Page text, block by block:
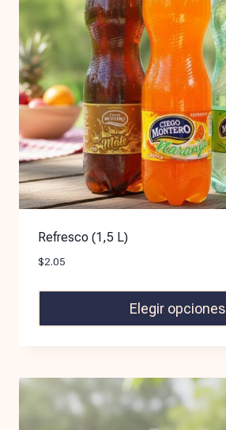
Refresco (1,5 L)
$2.05
Elegir opciones